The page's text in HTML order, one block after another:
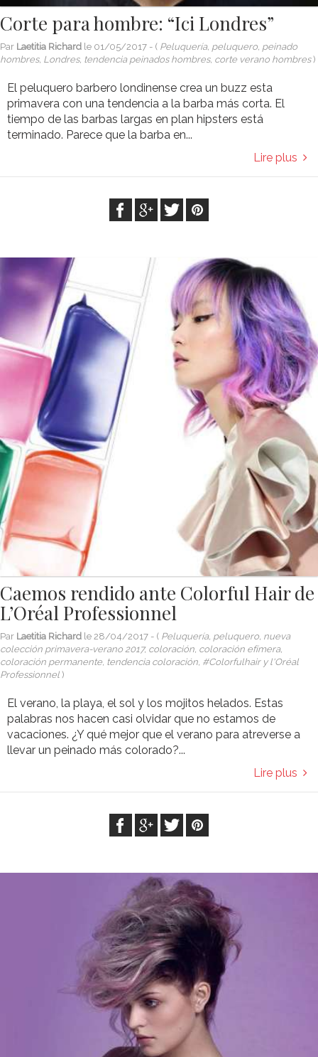
Corte para hombre: “Ici Londres”
Par Laetitia Richard le 01/05/2017 - ( Peluquería, peluquero, peinado
hombres, Londres, tendencia peinados hombres, corte verano hombres)
El peluquero barbero londinense crea un buzz esta
primavera con una tendencia a la barba más corta. El
tiempo de las barbas largas en plan hipsters está
terminado. Parece que la barba en...
Lire plus
Caemos rendido ante Colorful Hair de
L’Oréal Professionnel
Par Laetitia Richard le 28/04/2017 - ( Peluquería, peluquero, nueva
colección primavera-verano 2017, coloración, coloración efímera,
coloración permanente, tendencia coloración, #Colorfulhair y l'Oréal
Professionnel )
El verano, la playa, el sol y los mojitos helados. Estas
palabras nos hacen casi olvidar que no estamos de
vacaciones. ¿Y qué mejor que el verano para atreverse a
llevar un peinado más colorado?...
Lire plus